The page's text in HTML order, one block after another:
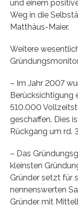
und einem
Weg in die
Matthäus-Maier.
Weitere
– Im Jahr 2007
Berücksichtigung
510.000
geschaffen. Dies
Rückgang um rd.
– Das
kleinsten
Gründer setzt für
nennenswerten
Gründer mit